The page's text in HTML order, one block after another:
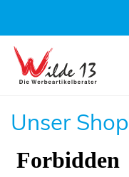
Unser Shop